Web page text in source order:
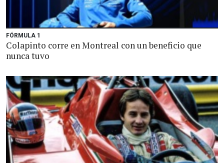
FÓRMULA 1
Colapinto corre en Montreal con un beneficio que
nunca tuvo